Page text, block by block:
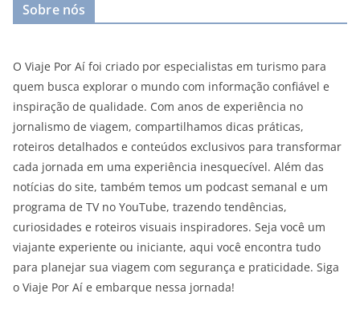
Sobre nós
O Viaje Por Aí foi criado por especialistas em turismo para
quem busca explorar o mundo com informação confiável e
inspiração de qualidade. Com anos de experiência no
jornalismo de viagem, compartilhamos dicas práticas,
roteiros detalhados e conteúdos exclusivos para transformar
cada jornada em uma experiência inesquecível. Além das
notícias do site, também temos um podcast semanal e um
programa de TV no YouTube, trazendo tendências,
curiosidades e roteiros visuais inspiradores. Seja você um
viajante experiente ou iniciante, aqui você encontra tudo
para planejar sua viagem com segurança e praticidade. Siga
o Viaje Por Aí e embarque nessa jornada!